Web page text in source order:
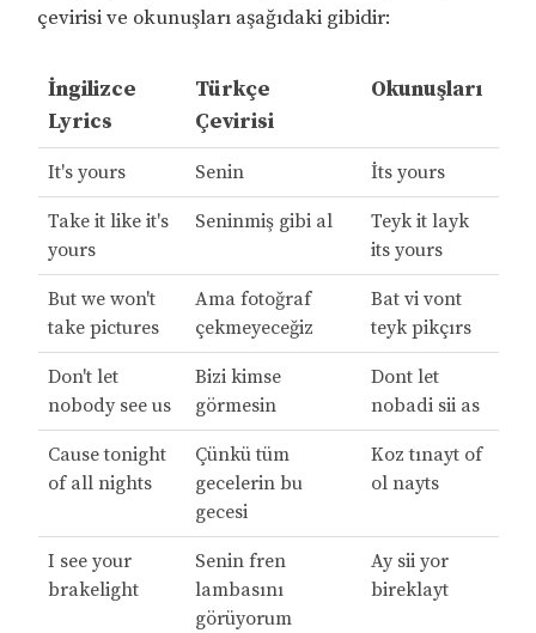
çevirisi ve okunuşları aşağıdaki gibidir:
İngilizce
Lyrics
Türkçe
Çevirisi
Okunuşları
It's yours Senin İts yours
Take it like it's
yours
Seninmiş gibi al
Teyk it layk
its yours
But we won't
take pictures
Ama fotoğraf
çekmeyeceğiz
Bat vi vont
teyk pikçırs
Don't let
nobody see us
Bizi kimse
görmesin
Dont let
nobadi sii as
Cause tonight
of all nights
Çünkü tüm
gecelerin bu
gecesi
Koz tınayt of
ol nayts
I see your
brakelight
Senin fren
lambasını
görüyorum
Ay sii yor
bireklayt